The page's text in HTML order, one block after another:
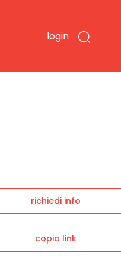
login
richiedi info
copia link